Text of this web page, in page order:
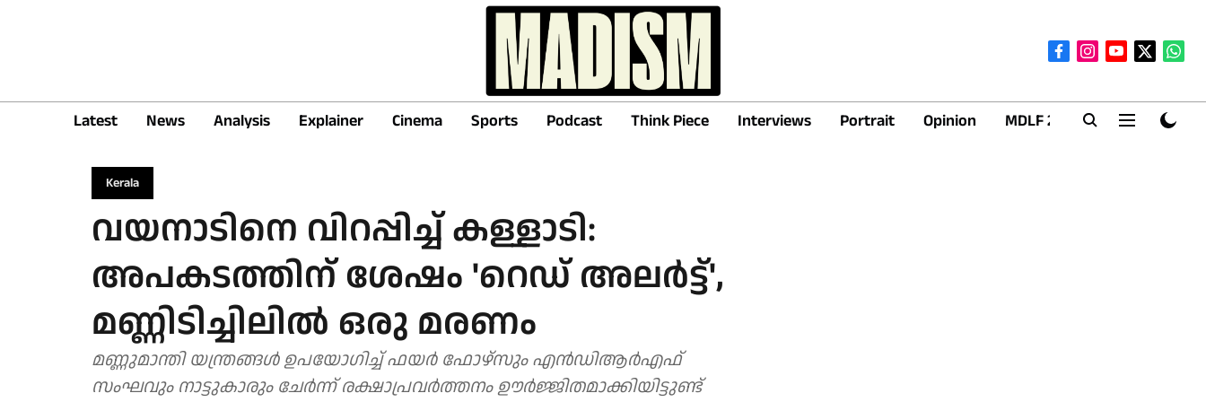
Latest News Analysis Explainer Cinema Sports Podcast Think Piece Interviews Portrait Opinion MDLF 2026
Kerala
വയനാടിനെ വിറപ്പിച്ച് കള്ളാടി:
അപകടത്തിന് ശേഷം 'റെഡ് അലർട്ട്',
മണ്ണിടിച്ചിലിൽ ഒരു മരണം
മണ്ണുമാന്തി യന്ത്രങ്ങൾ ഉപയോഗിച്ച് ഫയർ ഫോഴ്സും എൻഡിആർഎഫ്
സംഘവും നാട്ടുകാരും ചേർന്ന് രക്ഷാപ്രവർത്തനം ഊർജ്ജിതമാക്കിയിട്ടുണ്ട്